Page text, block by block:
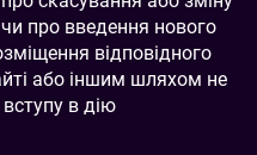
про введення нового
відповідного
або іншим шляхом не
вступу в дію